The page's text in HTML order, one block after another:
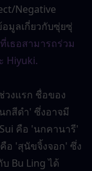
Negative
มูลเกี่ยวกับซุ่ยซุ่
เธอสามารถร่วม
Hiyuki.
งแรก ชื่อของ
กสีดำ' ซึ่งอาจมี
คือ 'นกคานารี'
คือ 'สุนัขจิ้งจอก' ซึ่ง
Bu Ling ได้